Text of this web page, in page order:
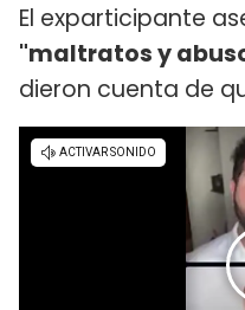
El exparticipante
"maltratos y
dieron cuenta de